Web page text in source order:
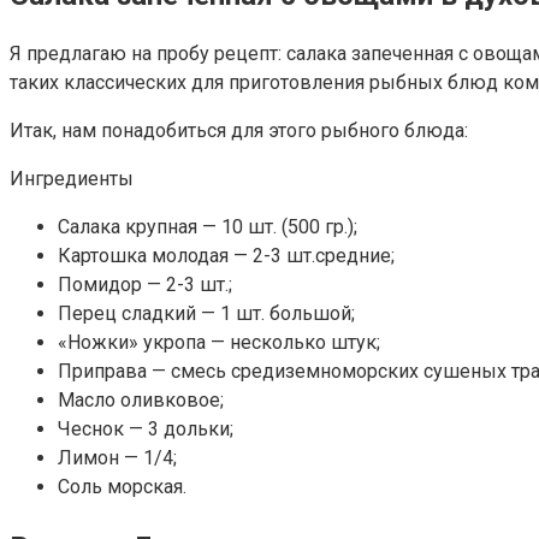
Я предлагаю на пробу рецепт: салака запеченная с
таких классических для приготовления рыбных блюд
Итак, нам понадобиться для этого рыбного блюда:
Ингредиенты
Салака крупная — 10 шт. (500 гр.);
Картошка молодая — 2-3 шт.средние;
Помидор — 2-3 шт.;
Перец сладкий — 1 шт. большой;
«Ножки» укропа — несколько штук;
Приправа — смесь средиземноморских сушеных
Масло оливковое;
Чеснок — 3 дольки;
Лимон — 1/4;
Соль морская.